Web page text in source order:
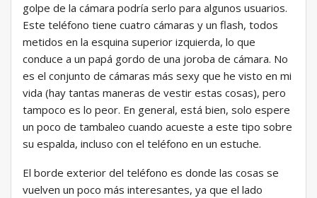
golpe de la cámara podría serlo para algunos usuarios.
Este teléfono tiene cuatro cámaras y un flash, todos
metidos en la esquina superior izquierda, lo que
conduce a un papá gordo de una joroba de cámara. No
es el conjunto de cámaras más sexy que he visto en mi
vida (hay tantas maneras de vestir estas cosas), pero
tampoco es lo peor. En general, está bien, solo espere
un poco de tambaleo cuando acueste a este tipo sobre
su espalda, incluso con el teléfono en un estuche.
El borde exterior del teléfono es donde las cosas se
vuelven un poco más interesantes, ya que el lado